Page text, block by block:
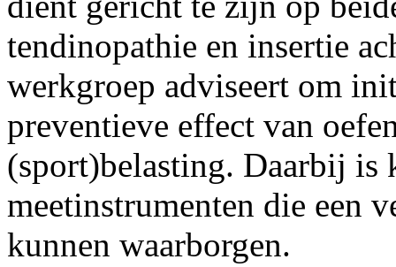
tendinopathie en insertie
werkgroep adviseert om
preventieve effect van
(sport)belasting. Daarbij is
meetinstrumenten die een
kunnen waarborgen.